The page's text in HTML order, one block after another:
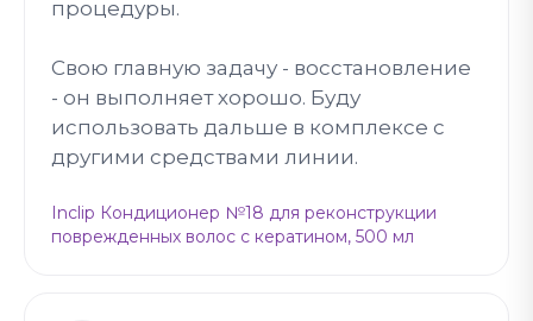
процедуры.
Свою главную задачу - восстановление
- он выполняет хорошо. Буду
использовать дальше в комплексе с
другими средствами линии.
Inclip Кондиционер №18 для реконструкции
поврежденных волос с кератином, 500 мл